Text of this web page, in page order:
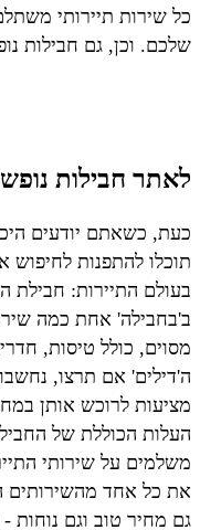
כל שירות תיירותי
שלכם. וכן, גם חבילות
לאתר חבילות
כעת, כשאתם יודעים
תוכלו להתפנות
בעולם התיירות: חבילת
ב'בחבילה' אחת כמה
מסוים, כולל טיסות,
ה'דילים' אם תרצו,
מציעות לרוכש אותן
העלות הכוללת של
משלמים על שירותי
את כל אחד מהשירותים
גם מחיר טוב וגם